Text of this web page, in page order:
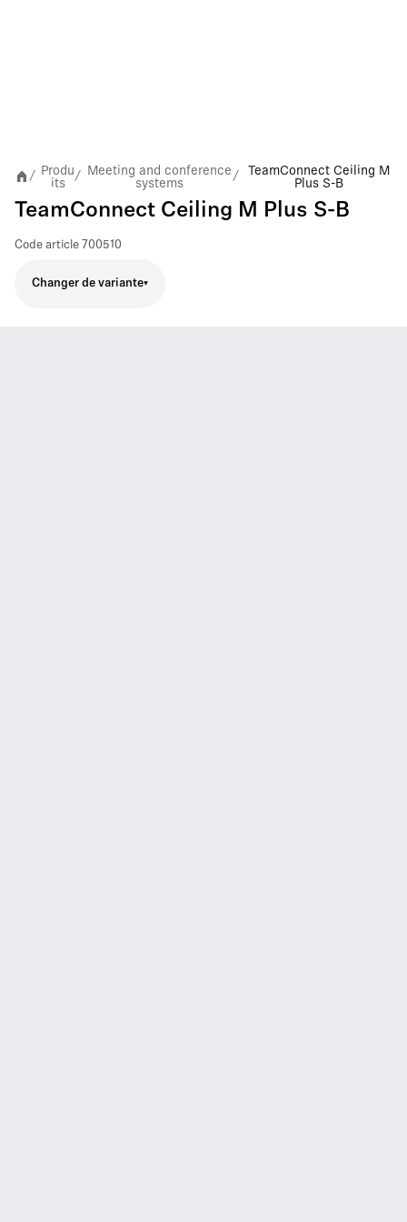
/
Produ
its
/
Meeting and conference
systems
/
TeamConnect Ceiling M
Plus S-B
TeamConnect Ceiling M Plus S-B
Code article 700510
Changer de variante